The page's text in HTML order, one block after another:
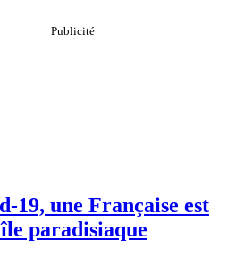
19, une Française est
paradisiaque